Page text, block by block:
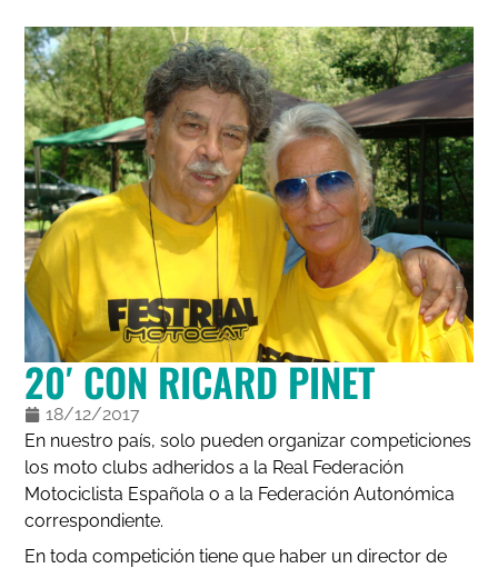
20′ CON RICARD PINET
18/12/2017
En nuestro país, solo pueden organizar competiciones
los moto clubs adheridos a la Real Federación
Motociclista Española o a la Federación Autonómica
correspondiente.
En toda competición tiene que haber un director de